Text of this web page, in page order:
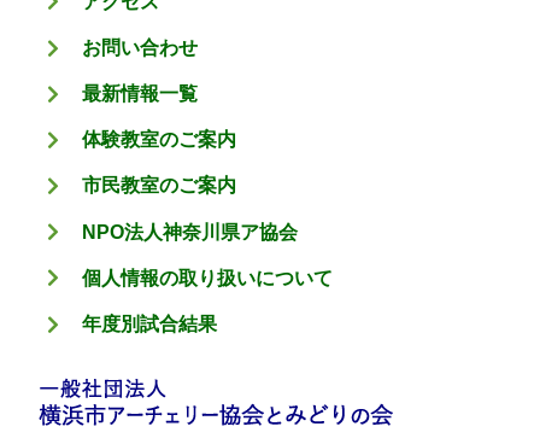
お問い合わせ
最新情報一覧
体験教室のご案内
市民教室のご案内
NPO法人神奈川県ア協会
個人情報の取り扱いについて
年度別試合結果